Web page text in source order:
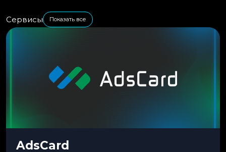
Сервисы Показать все
AdsCard